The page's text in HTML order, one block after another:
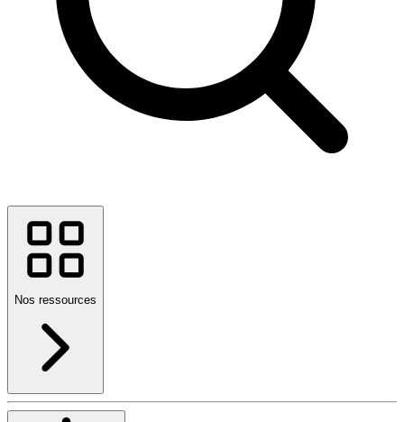
Nos ressources